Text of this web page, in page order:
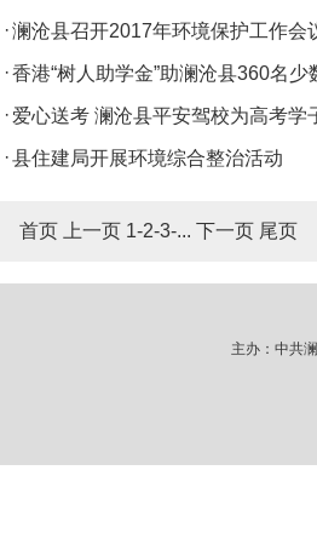
·澜沧县召开2017年环境保护工作会
·香港“树人助学金”助澜沧县360名
· 爱心送考 澜沧县平安驾校为高考学
·县住建局开展环境综合整治活动
首页 上一页 1-2-3-... 下一页 尾页
主办：中共